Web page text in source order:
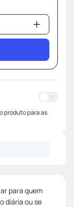
produto para as
para quem
diária ou se